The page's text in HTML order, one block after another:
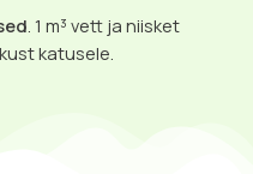
. 1 m³ vett ja niisket
katusele.